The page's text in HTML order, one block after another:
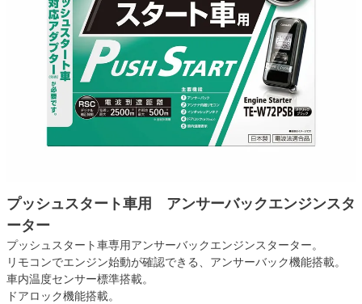
プッシュスタート車用 アンサーバックエンジンスタ
ーター
プッシュスタート車専用アンサーバックエンジンスターター。
リモコンでエンジン始動が確認できる、アンサーバック機能搭載。
車内温度センサー標準搭載。
ドアロック機能搭載。